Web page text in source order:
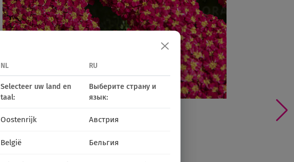
NL RU
Selecteer uw land en
taal:
Выберите страну и
язык:
Oostenrijk Австрия
België Бельгия